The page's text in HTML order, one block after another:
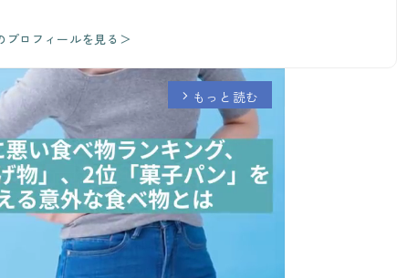
プロフィールを見る＞
arrow_forward_ios もっと読む